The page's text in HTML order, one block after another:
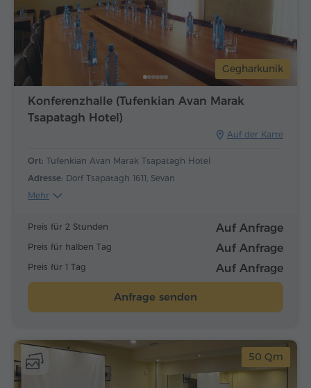
Gegharkunik
Konferenzhalle (Tufenkian Avan Marak
Tsapatagh Hotel)
Auf der Karte
Ort: Tufenkian Avan Marak Tsapatagh Hotel
Adresse: Dorf Tsapatagh 1611, Sevan
Mehr
Preis für 2 Stunden Auf Anfrage
Preis für halben Tag Auf Anfrage
Preis für 1 Tag Auf Anfrage
Anfrage senden
50 Qm